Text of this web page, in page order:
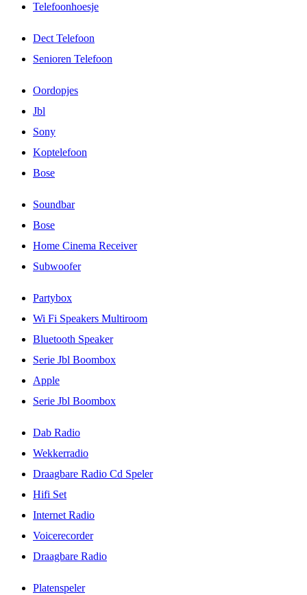
Telefoonhoesje
Dect Telefoon
Senioren Telefoon
Oordopjes
Jbl
Sony
Koptelefoon
Bose
Soundbar
Bose
Home Cinema Receiver
Subwoofer
Partybox
Wi Fi Speakers Multiroom
Bluetooth Speaker
Serie Jbl Boombox
Apple
Serie Jbl Boombox
Dab Radio
Wekkerradio
Draagbare Radio Cd Speler
Hifi Set
Internet Radio
Voicerecorder
Draagbare Radio
Platenspeler